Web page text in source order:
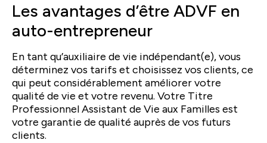
Les avantages d’être ADVF en
auto-entrepreneur
En tant qu’auxiliaire de vie indépendant(e), vous
déterminez vos tarifs et choisissez vos clients, ce
qui peut considérablement améliorer votre
qualité de vie et votre revenu. Votre Titre
Professionnel Assistant de Vie aux Familles est
votre garantie de qualité auprès de vos futurs
clients.